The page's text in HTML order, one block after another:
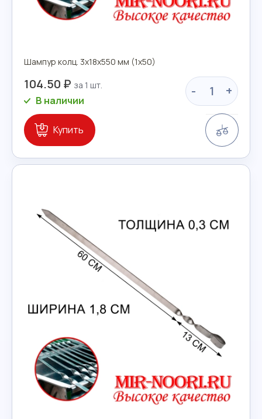
Шампур колц. 3х18х550 мм (1х50)
104.50 ₽ - +
В наличии
Купить